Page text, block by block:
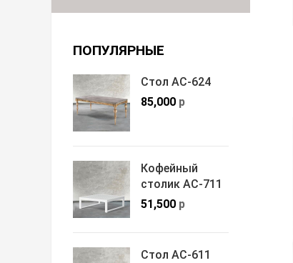
ПОПУЛЯРНЫЕ
Стол АС-624
85,000 р
Кофейный
столик АС-711
51,500 р
Стол АС-611